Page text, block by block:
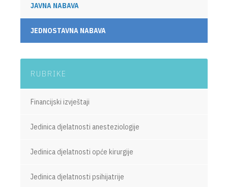
JAVNA NABAVA
JEDNOSTAVNA NABAVA
RUBRIKE
Financijski izvještaji
Jedinica djelatnosti anesteziologije
Jedinica djelatnosti opće kirurgije
Jedinica djelatnosti psihijatrije